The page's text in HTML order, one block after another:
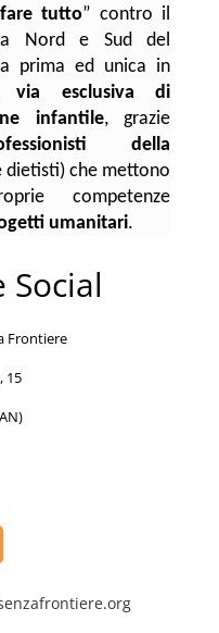
tutto” contro il
Nord e Sud del
prima ed unica in
via esclusiva di
infantile, grazie
della
che mettono
competenze
umanitari.
Frontiere
15